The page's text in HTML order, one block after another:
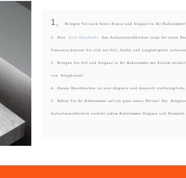
1、 Bringen Sie noch heute Klasse und Eleganz in Ihr Badezimmer!
2、Dies feste Oberfläche Das Aufsatzwaschbecken sorgt für einen
Francesca können Sie sich auf Stil, Stärke und Langlebigkeit
3、Bringen Sie Stil und Eleganz in Ihr Badezimmer mit diesem
von Kingkonree
4、Dieses Waschbecken ist eine elegante und dennoch
5、Heben Sie Ihr Badezimmer auf ein ganz neues Niveau! Der
Aufsatzwaschbecken verleiht jedem Badezimmer Eleganz und Dramatik.